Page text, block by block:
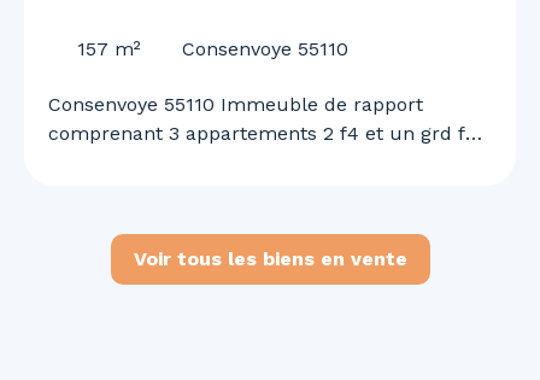
157 m² Consenvoye 55110
Consenvoye 55110 Immeuble de rapport
comprenant 3 appartements 2 f4 et un grd f2
Voir tous les biens en vente